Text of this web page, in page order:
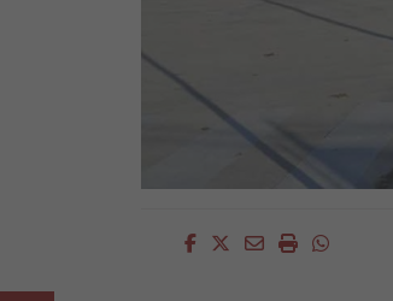
Facebook
Twitter
EmailImprimir